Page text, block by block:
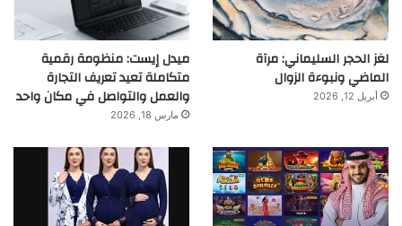
لغز الحجر السليماني: مرآة
الماضي ونبوءة الزوال
أبريل 12, 2026
ميدل إيست: منظومة رقمية
متكاملة تعيد تعريف التجارة
والعمل والتواصل في مكان واحد
مارس 18, 2026